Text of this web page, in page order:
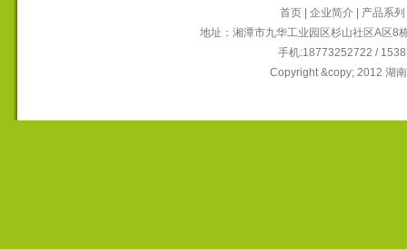
首页| 企业简介| 产品系列
地址：湘潭市九华工业园区杉山社区A
手机:18773252722 /
Copyright &copy; 2012 湖